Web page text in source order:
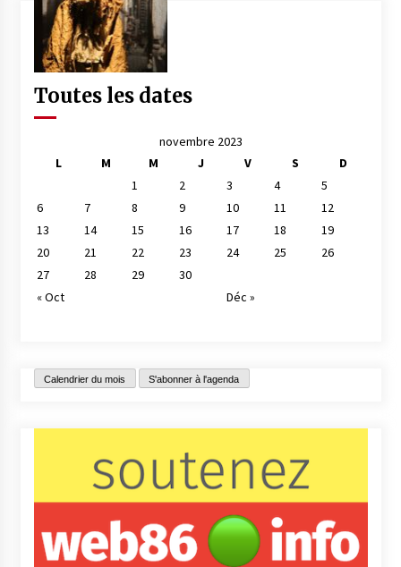
Toutes les dates
novembre 2023
L
M M J V S
D
1
2 3 4
5
6
7 8 9 10 11
12
13
14 15 16 17 18
19
20
21 22 23 24 25
26
27
28 29
30
« Oct
Déc »
Calendrier du mois S'abonner à l'agenda